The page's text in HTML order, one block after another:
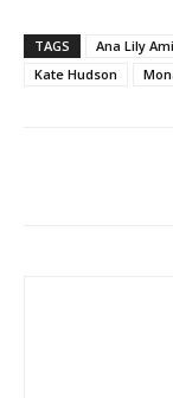
TAGS Ana Lily
Kate Hudson